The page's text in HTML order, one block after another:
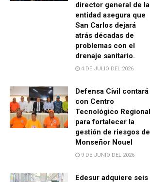
director general de la
entidad asegura que
San Carlos dejará
atrás décadas de
problemas con el
drenaje sanitario.
4 DE JULIO DEL 2026
Defensa Civil contará
con Centro
Tecnológico Regional
para fortalecer la
gestión de riesgos de
Monseñor Nouel
9 DE JUNIO DEL 2026
Edesur adquiere seis